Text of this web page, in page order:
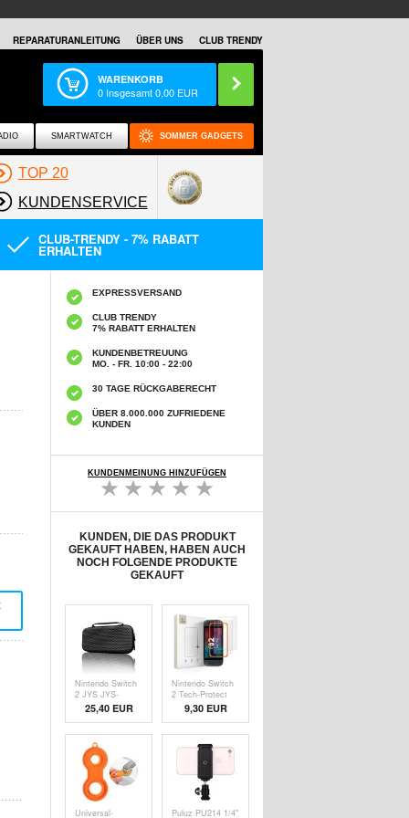
REPARATURANLEITUNG ÜBER UNS CLUB TRENDY
WARENKORB
0 Insgesamt0,00 EUR
SMARTWATCH SOMMER GADGETS
TOP 20
KUNDENSERVICE
CLUB-TRENDY - 7% RABATT
ERHALTEN
EXPRESSVERSAND
CLUB TRENDY
7% RABATT ERHALTEN
KUNDENBETREUUNG
MO. - FR. 10:00 - 22:00
30 TAGE RÜCKGABERECHT
ÜBER 8.000.000 ZUFRIEDENE
KUNDEN
KUNDENMEINUNG HINZUFÜGEN
KUNDEN, DIE DAS PRODUKT
GEKAUFT HABEN, HABEN AUCH
NOCH FOLGENDE PRODUKTE
GEKAUFT
Nintendo Switch
2 JYS JYS-
NS2259
Honeycomb EVA
Tragetasche -
Schwarz
25,40 EUR
Nintendo Switch
2 Tech-Protect
Easy Set+
Panzerglas - 9H -
2 Stk.
9,30 EUR
Universal-
Puluz PU214 1/4"